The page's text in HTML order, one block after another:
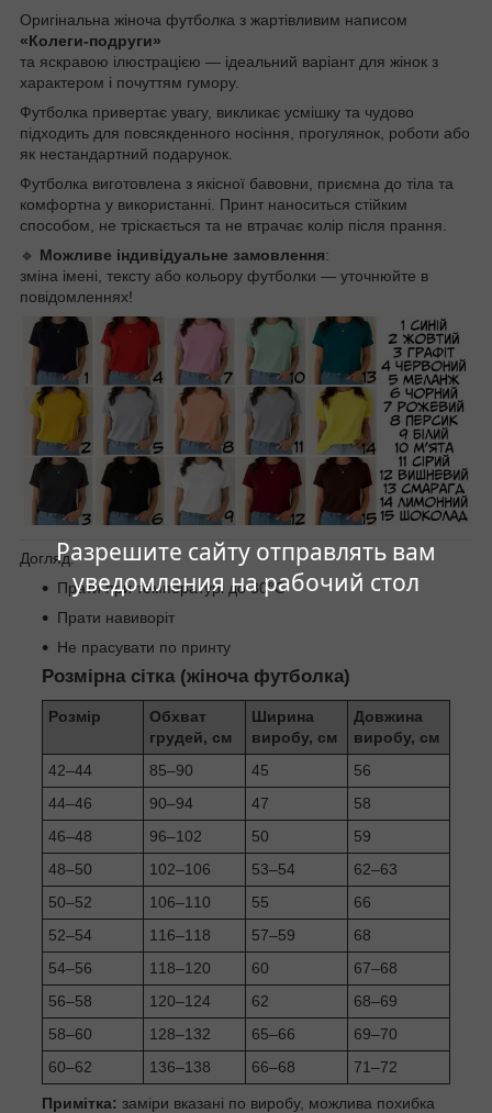
Разрешите сайту отправлять вам
уведомления на рабочий стол
Оригінальна жіноча футболка з жартівливим написом
«Колеги-подруги»
та яскравою ілюстрацією — ідеальний варіант для жінок з
характером і почуттям гумору.
Футболка привертає увагу, викликає усмішку та чудово
підходить для повсякденного носіння, прогулянок, роботи або
як нестандартний подарунок.
Футболка виготовлена з якісної бавовни, приємна до тіла та
комфортна у використанні. Принт наноситься стійким
способом, не тріскається та не втрачає колір після прання.
🔹 Можливе індивідуальне замовлення:
зміна імені, тексту або кольору футболки — уточнюйте в
повідомленнях!
Догляд:
Прати при температурі до 30°C
Прати навиворіт
Не прасувати по принту
Розмірна сітка (жіноча футболка)
Розмір
Обхват
грудей, см
Ширина
виробу, см
Довжина
виробу, см
42–44
85–90 45
56
44–46
90–94 47
58
46–48
96–102 50
59
48–50
102–106 53–54
62–63
50–52
106–110 55
66
52–54
116–118 57–59
68
54–56
118–120 60
67–68
56–58
120–124 62
68–69
58–60
128–132 65–66
69–70
60–62
136–138 66–68 71–72
Примітка: заміри вказані по виробу, можлива похибка